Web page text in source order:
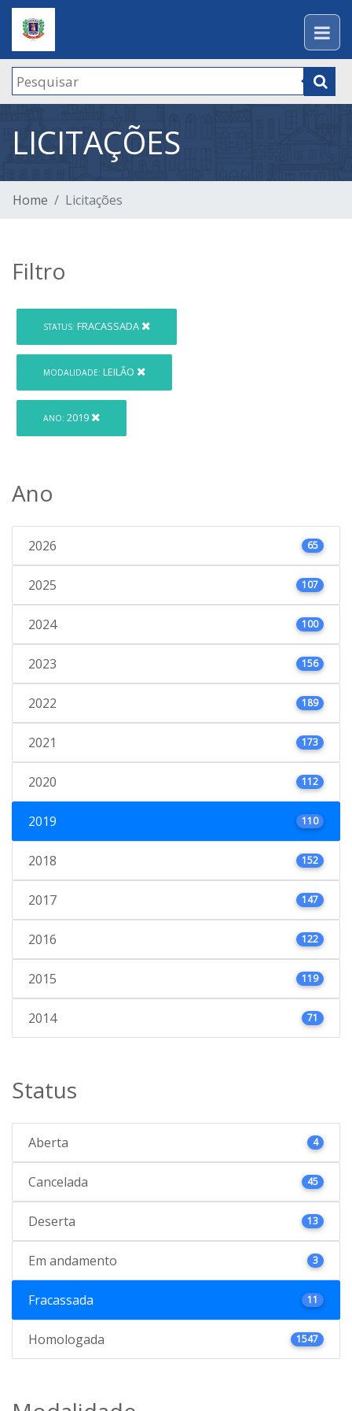
LICITAÇÕES
Home Licitações
Filtro
STATUS: FRACASSADA
MODALIDADE: LEILÃO
ANO: 2019
Ano
2026 65
2025 107
2024 100
2023 156
2022 189
2021 173
2020 112
2019 110
2018 152
2017 147
2016 122
2015 119
2014 71
Status
Aberta 4
Cancelada 45
Deserta 13
Em andamento 3
Fracassada 11
Homologada 1547